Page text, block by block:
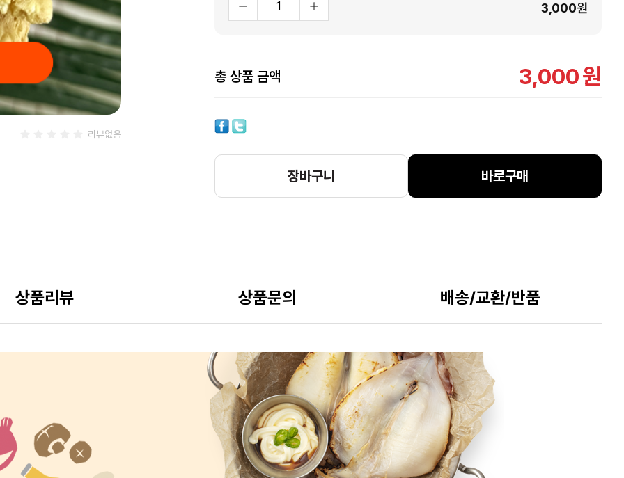
리뷰없음
3,000원
총 상품 금액 3,000원
장바구니 바로구매
상품리뷰 상품문의 배송/교환/반품